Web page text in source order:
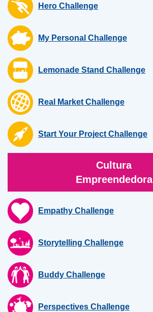
Hero Challenge
My Personal Challenge
Lemonade Stand Challenge
Real Market Challenge
Start Your Project Challenge
Cultura
Empreendedora
Empathy Challenge
Storytelling Challenge
Buddy Challenge
Perspectives Challenge